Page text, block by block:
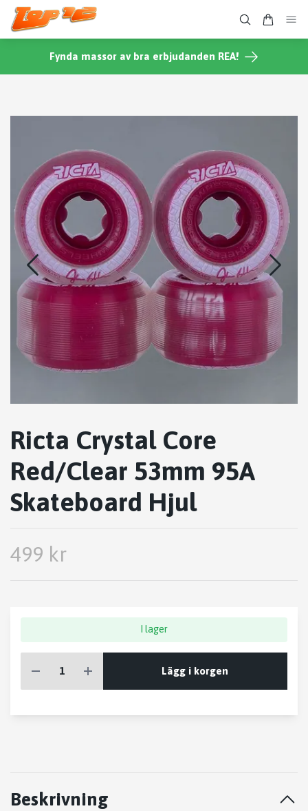
Fynda massor av bra erbjudanden REA!
Ricta Crystal Core
Red/Clear 53mm 95A
Skateboard Hjul
499 kr
I lager
Lägg i korgen
Beskrivning